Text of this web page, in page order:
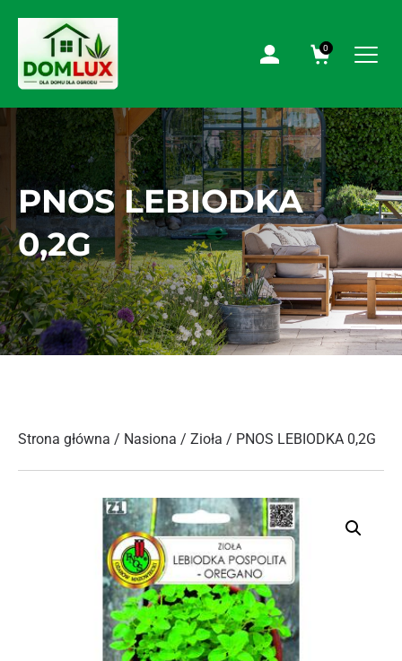
0
PNOS LEBIODKA
0,2G
Strona główna / Nasiona / Zioła / PNOS LEBIODKA 0,2G